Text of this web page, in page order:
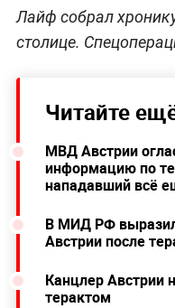
Лайф собрал
столице.
Читайте
МВД Австрии
информацию по
нападавший всё
В МИД РФ
Австрии после
Канцлер Австрии
терактом